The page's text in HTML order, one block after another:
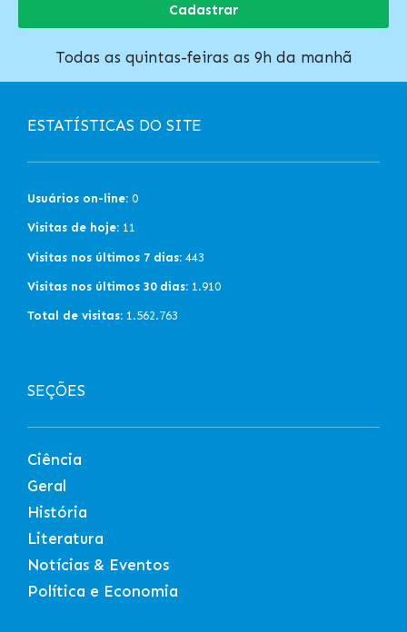
Cadastrar
Todas as quintas-feiras as 9h da manhã
ESTATÍSTICAS DO SITE
Usuários on-line: 0
Visitas de hoje: 11
Visitas nos últimos 7 dias: 443
Visitas nos últimos 30 dias: 1.910
Total de visitas: 1.562.763
SEÇÕES
Ciência
Geral
História
Literatura
Notícias & Eventos
Política e Economia